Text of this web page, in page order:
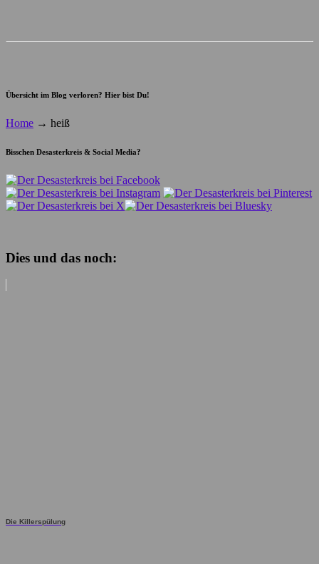
Übersicht im Blog verloren? Hier bist Du!
Home → heiß
Bisschen Desasterkreis & Social Media?
Dies und das noch:
Die Killerspülung